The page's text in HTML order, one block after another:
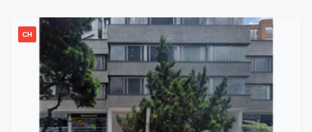
CH